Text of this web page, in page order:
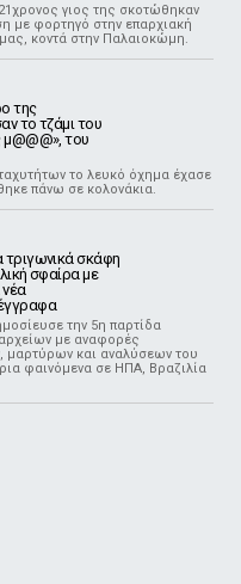
γιος της σκοτώθηκαν
με φορτηγό στην επαρχιακή
κοντά στην Παλαιοκώμη.
της
το τζάμι του
του
το λευκό όχημα έχασε
πάνω σε κολονάκια.
σκάφη
σφαίρα με
την 5η παρτίδα
με αναφορές
μαρτύρων και αναλύσεων του
φαινόμενα σε ΗΠΑ, Βραζιλία